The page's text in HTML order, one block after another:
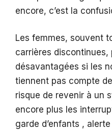
encore, c’est la
Les femmes, souvent
carrières discontinues,
désavantagées si les
tiennent pas compte
risque de revenir à un
encore plus les
garde d’enfants ,